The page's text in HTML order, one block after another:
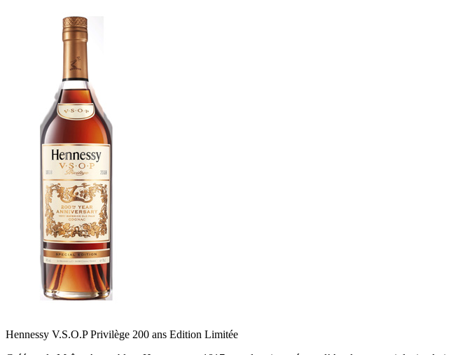
Hennessy V.S.O.P Privilège 200 ans Edition Limitée